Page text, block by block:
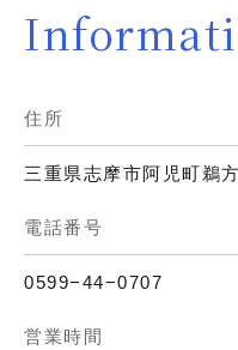
住所
三重県志摩市阿児町鵜
電話番号
0599−44−0707
営業時間